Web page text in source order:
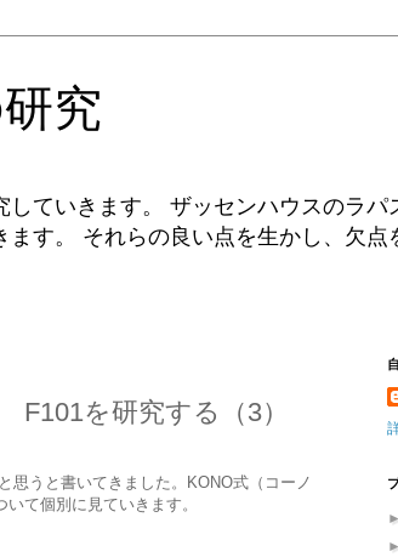
究
していきます。 ザッセンハウスのラ
す。 それらの良い点を生かし、欠
を研究する（3）
思うと書いてきました。KONO式（コーノ
て個別に見ていきます。